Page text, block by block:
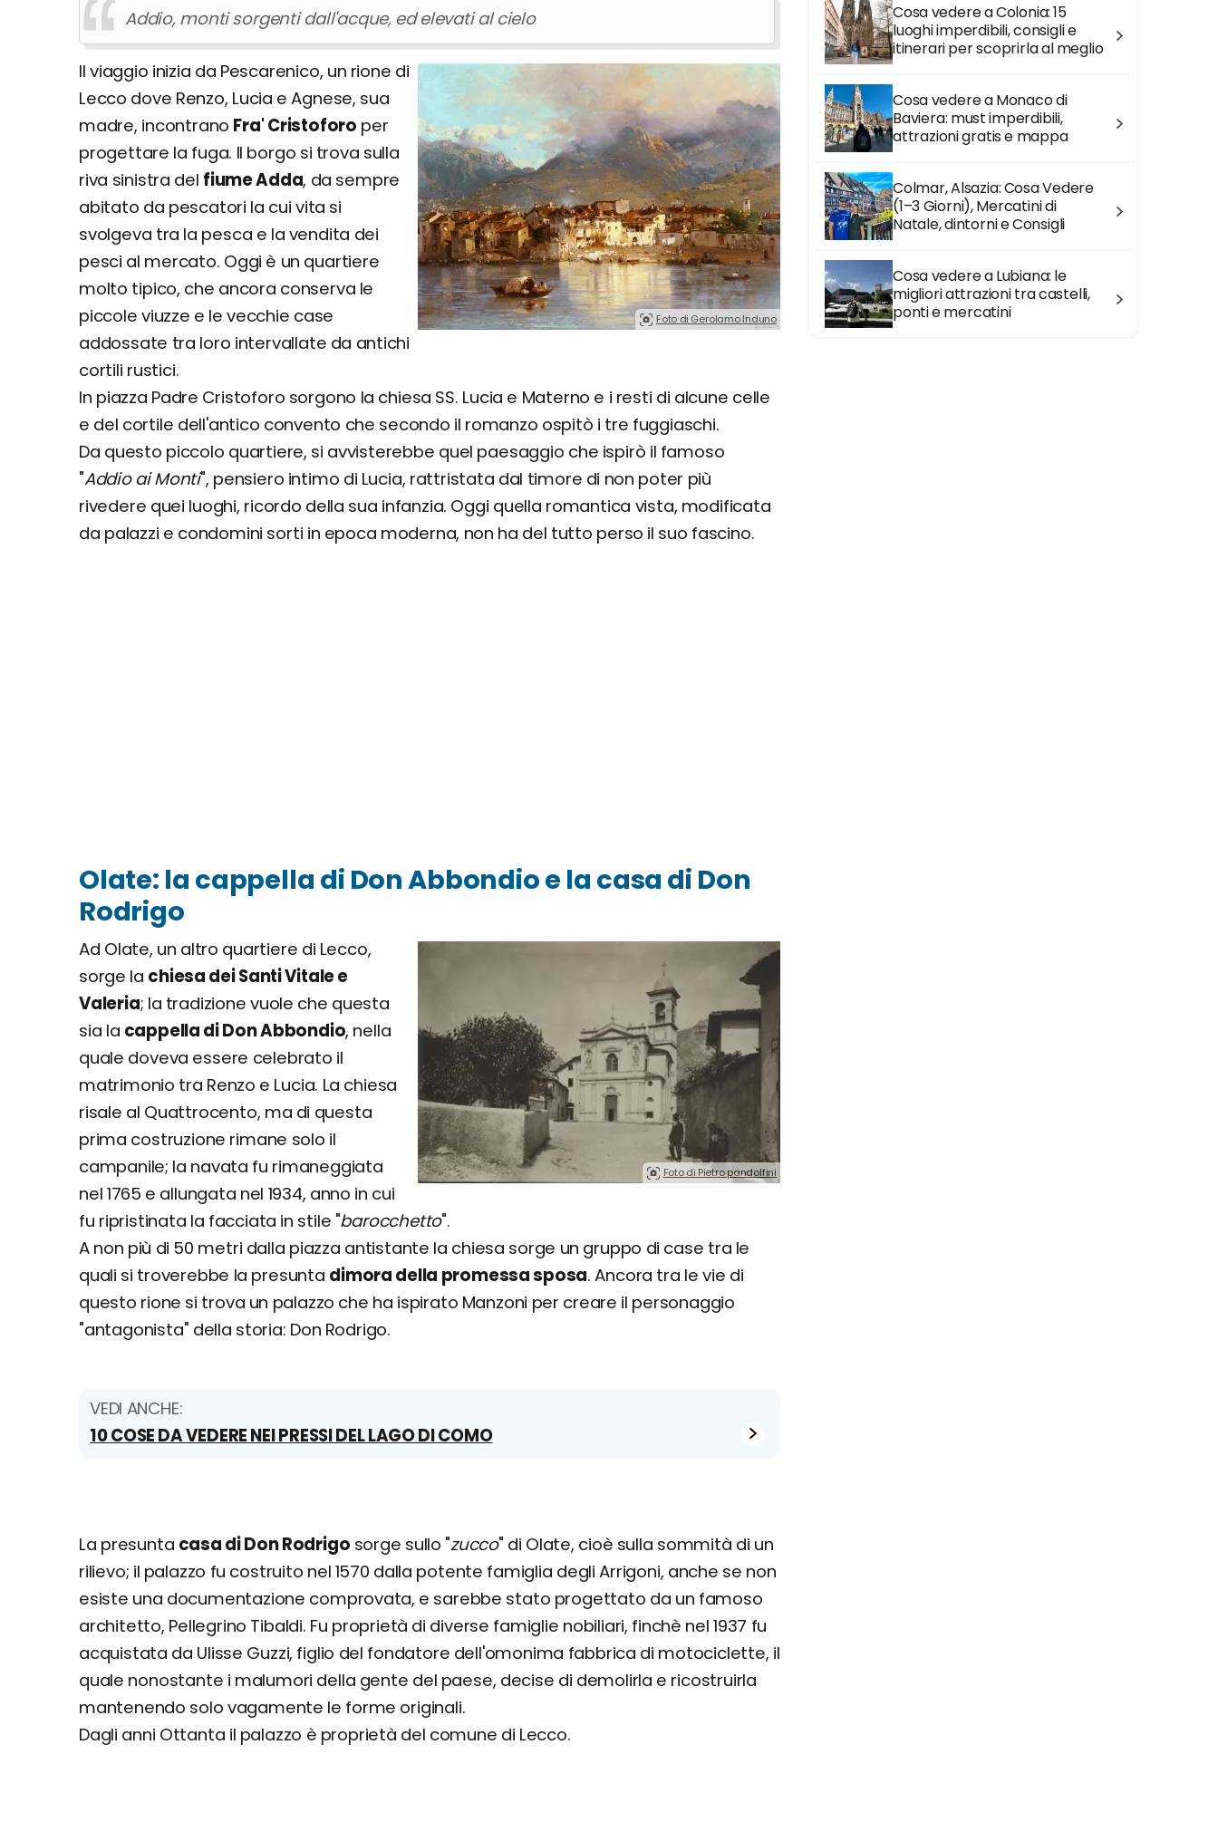
Addio, monti sorgenti dall'acque, ed elevati al cielo
Foto di Gerolamo Induno
Il viaggio inizia da Pescarenico, un rione di
Lecco dove Renzo, Lucia e Agnese, sua
madre, incontrano Fra' Cristoforo per
progettare la fuga. Il borgo si trova sulla
riva sinistra del fiume Adda, da sempre
abitato da pescatori la cui vita si
svolgeva tra la pesca e la vendita dei
pesci al mercato. Oggi è un quartiere
molto tipico, che ancora conserva le
piccole viuzze e le vecchie case
addossate tra loro intervallate da antichi
cortili rustici.
In piazza Padre Cristoforo sorgono la chiesa SS. Lucia e Materno e i resti di alcune celle
e del cortile dell'antico convento che secondo il romanzo ospitò i tre fuggiaschi.
Da questo piccolo quartiere, si avvisterebbe quel paesaggio che ispirò il famoso
"Addio ai Monti", pensiero intimo di Lucia, rattristata dal timore di non poter più
rivedere quei luoghi, ricordo della sua infanzia. Oggi quella romantica vista, modificata
da palazzi e condomini sorti in epoca moderna, non ha del tutto perso il suo fascino.
Olate: la cappella di Don Abbondio e la casa di Don
Rodrigo
Foto di Pietro pandolfini
Ad Olate, un altro quartiere di Lecco,
sorge la chiesa dei Santi Vitale e
Valeria; la tradizione vuole che questa
sia la cappella di Don Abbondio, nella
quale doveva essere celebrato il
matrimonio tra Renzo e Lucia. La chiesa
risale al Quattrocento, ma di questa
prima costruzione rimane solo il
campanile; la navata fu rimaneggiata
nel 1765 e allungata nel 1934, anno in cui
fu ripristinata la facciata in stile "barocchetto".
A non più di 50 metri dalla piazza antistante la chiesa sorge un gruppo di case tra le
quali si troverebbe la presunta dimora della promessa sposa. Ancora tra le vie di
questo rione si trova un palazzo che ha ispirato Manzoni per creare il personaggio
"antagonista" della storia: Don Rodrigo.
VEDI ANCHE:
10 COSE DA VEDERE NEI PRESSI DEL LAGO DI COMO
La presunta casa di Don Rodrigo sorge sullo "zucco" di Olate, cioè sulla sommità di un
rilievo; il palazzo fu costruito nel 1570 dalla potente famiglia degli Arrigoni, anche se non
esiste una documentazione comprovata, e sarebbe stato progettato da un famoso
architetto, Pellegrino Tibaldi. Fu proprietà di diverse famiglie nobiliari, finchè nel 1937 fu
acquistata da Ulisse Guzzi, figlio del fondatore dell'omonima fabbrica di motociclette, il
quale nonostante i malumori della gente del paese, decise di demolirla e ricostruirla
mantenendo solo vagamente le forme originali.
Dagli anni Ottanta il palazzo è proprietà del comune di Lecco.
Cosa vedere a Colonia: 15
luoghi imperdibili, consigli e
itinerari per scoprirla al meglio
Cosa vedere a Monaco di
Baviera: must imperdibili,
attrazioni gratis e mappa
Colmar, Alsazia: Cosa Vedere
(1–3 Giorni), Mercatini di
Natale, dintorni e Consigli
Cosa vedere a Lubiana: le
migliori attrazioni tra castelli,
ponti e mercatini